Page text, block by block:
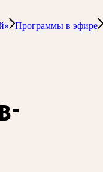
Программы в эфире